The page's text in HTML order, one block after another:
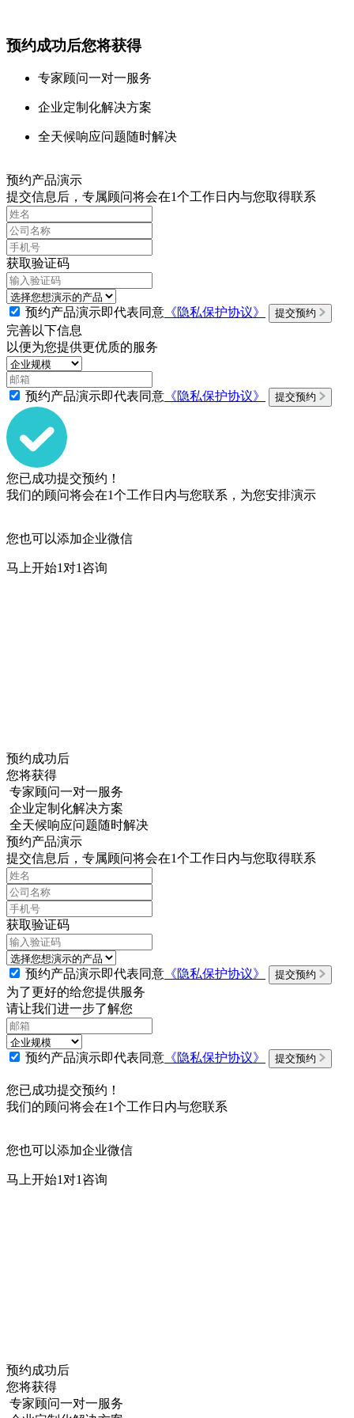
预约成功后您将获得
专家顾问一对一服务
企业定制化解决方案
全天候响应问题随时解决
预约产品演示
提交信息后，专属顾问将会在1个工作日内与您取得联系
获取验证码
预约产品演示即代表同意 《隐私保护协议》 提交预约
完善以下信息
以便为您提供更优质的服务
预约产品演示即代表同意 《隐私保护协议》 提交预约
您已成功提交预约！
我们的顾问将会在1个工作日内与您联系，为您安排演示
您也可以添加企业微信
马上开始1对1咨询
预约成功后
您将获得
专家顾问一对一服务
企业定制化解决方案
全天候响应问题随时解决
预约产品演示
提交信息后，专属顾问将会在1个工作日内与您取得联系
获取验证码
预约产品演示即代表同意 《隐私保护协议》 提交预约
为了更好的给您提供服务
请让我们进一步了解您
预约产品演示即代表同意 《隐私保护协议》 提交预约
您已成功提交预约！
我们的顾问将会在1个工作日内与您联系
您也可以添加企业微信
马上开始1对1咨询
预约成功后
您将获得
专家顾问一对一服务